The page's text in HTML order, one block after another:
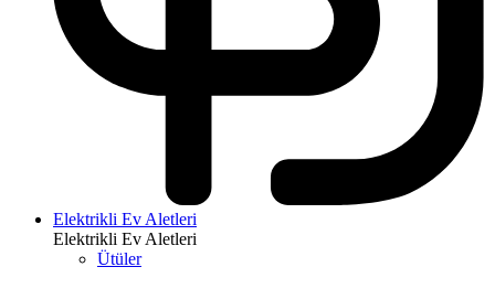
Elektrikli Ev Aletleri
Elektrikli Ev Aletleri
Ütüler